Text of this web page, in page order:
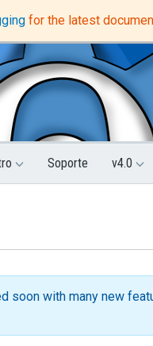
Support forum
Soporte v4.0
for the latest
soon with many new